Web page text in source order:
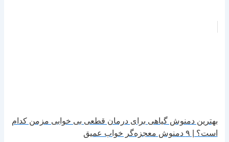
بهترین دمنوش گیاهی برای درمان قطعی بی خوابی مزمن کدام
است؟ | ۹ دمنوش معجزه‌گر خواب عمیق